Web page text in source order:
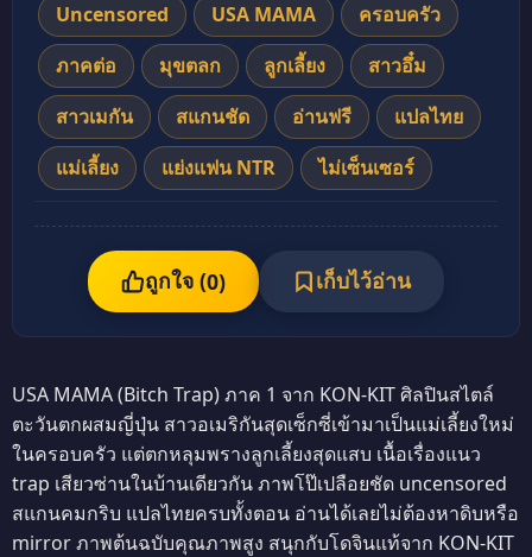
Uncensored
USA MAMA
ครอบครัว
ภาคต่อ
มุขตลก ลูกเลี้ยง
สาวอึ๋ม
สาวเมกัน
สแกนชัด อ่านฟรี
แปลไทย
แม่เลี้ยง
แย่งแฟน NTR ไม่เซ็นเซอร์
ถูกใจ (0) เก็บไว้อ่าน
USA MAMA (Bitch Trap) ภาค 1 จาก KON-KIT ศิลปินสไตล์
ตะวันตกผสมญี่ปุ่น สาวอเมริกันสุดเซ็กซี่เข้ามาเป็นแม่เลี้ยงใหม่
ในครอบครัว แต่ตกหลุมพรางลูกเลี้ยงสุดแสบ เนื้อเรื่องแนว
trap เสียวซ่านในบ้านเดียวกัน ภาพโป๊เปลือยชัด uncensored
สแกนคมกริบ แปลไทยครบทั้งตอน อ่านได้เลยไม่ต้องหาดิบหรือ
mirror ภาพต้นฉบับคุณภาพสูง สนุกกับโดจินแท้จาก KON-KIT